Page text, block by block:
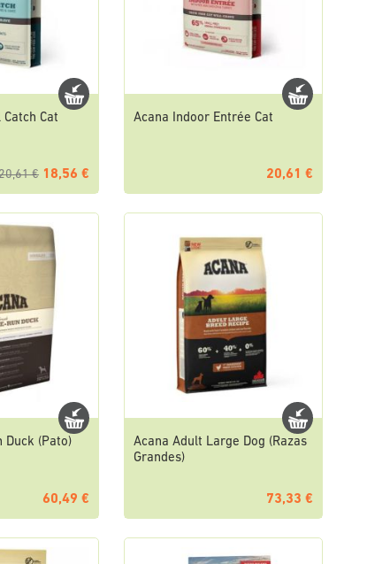
Cat
€ 18,56 €
Acana Indoor Entrée Cat
20,61 €
Duck (Pato)
60,49 €
Acana Adult Large Dog (Razas
Grandes)
73,33 €